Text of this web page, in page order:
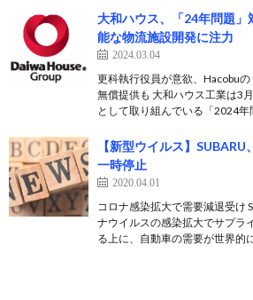
大和ハウス、「24年問題
能な物流施設開発に注力
2024.03.04
更科執行役員が意欲、Hacobu
無償提供も 大和ハウス工業は3
として取り組んでいる「2024
【新型ウイルス】
一時停止
2020.04.01
コロナ感染拡大で需要減退受け
ナウイルスの感染拡大でサプラ
る上に、自動車の需要が世界的